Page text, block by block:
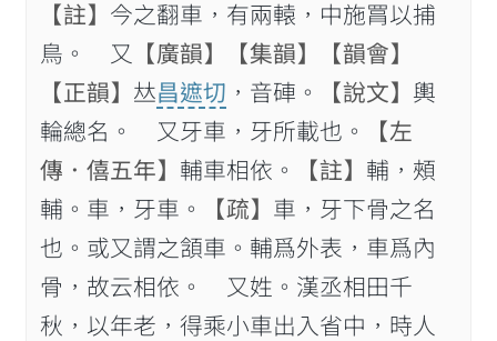
【註】 今之翻車，有兩轅，中施罥以捕
鳥。 又
【廣韻】 【集韻】
【韻會】
【正韻】 𠀤昌遮切 ，音硨。 【說文】 輿
輪總名。 又牙車，牙所載也。
【左
傳．僖五年】 輔車相依。 【註】 輔，頰
輔。車，牙車。
【疏】 車，牙下骨之名
也。或又謂之頷車。輔爲外表，車爲內
骨，故云相依。 又姓。漢丞相田千
秋，以年老，得乘小車出入省中，時人